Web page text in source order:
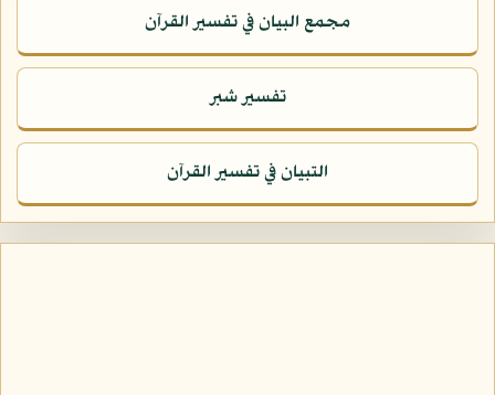
مجمع البيان في تفسير القرآن
تفسير شبر
التبيان في تفسير القرآن